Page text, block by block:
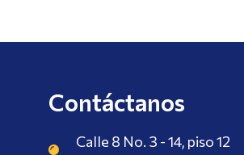
Contáctanos
Calle 8 No. 3 - 14, piso 12